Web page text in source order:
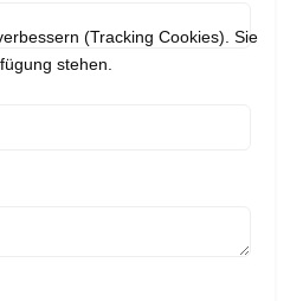
(Tracking Cookies). Sie
stehen.